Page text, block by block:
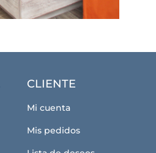
CLIENTE
Mi cuenta
Mis pedidos